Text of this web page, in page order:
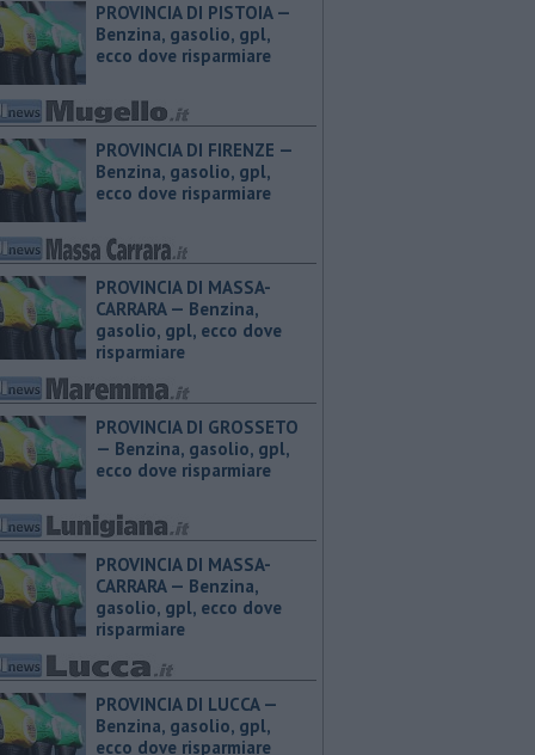
PROVINCIA DI PISTOIA — ​
Benzina, gasolio, gpl,
ecco dove risparmiare
PROVINCIA DI FIRENZE — ​
Benzina, gasolio, gpl,
ecco dove risparmiare
PROVINCIA DI MASSA-
CARRARA — ​Benzina,
gasolio, gpl, ecco dove
risparmiare
PROVINCIA DI GROSSETO
— ​Benzina, gasolio, gpl,
ecco dove risparmiare
PROVINCIA DI MASSA-
CARRARA — ​Benzina,
gasolio, gpl, ecco dove
risparmiare
PROVINCIA DI LUCCA — ​
Benzina, gasolio, gpl,
ecco dove risparmiare